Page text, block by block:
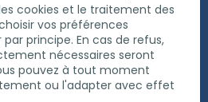
cookies et le traitement des
vos préférences
principe. En cas de refus,
nécessaires seront
pouvez à tout moment
ou l'adapter avec effet